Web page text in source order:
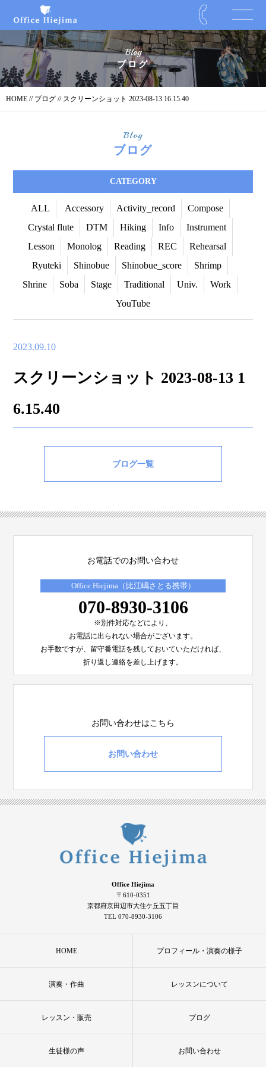
Blog
ブログ
HOME // ブログ // スクリーンショット 2023-08-13 16.15.40
Blog
ブログ
CATEGORY
ALL Accessory Activity_record
Compose
Crystal flute
DTM Hiking Info
Instrument
Lesson
Monolog Reading REC
Rehearsal
Ryuteki
Shinobue Shinobue_score
Shrimp
Shrine
Soba Stage Traditional Univ.
Work
YouTube
2023.09.10
スクリーンショット 2023-08-13 1
6.15.40
ブログ一覧
お電話でのお問い合わせ
Office Hiejima（比江嶋さとる携帯）
070-8930-3106
※別件対応などにより、
お電話に出られない場合がございます。
お手数ですが、留守番電話を残しておいていただければ、
折り返し連絡を差し上げます。
お問い合わせはこちら
お問い合わせ
Office Hiejima
〒610-0351
京都府京田辺市大住ケ丘五丁目
TEL 070-8930-3106
HOME プロフィール・演奏の様子
演奏・作曲 レッスンについて
レッスン・販売 ブログ
生徒様の声 お問い合わせ